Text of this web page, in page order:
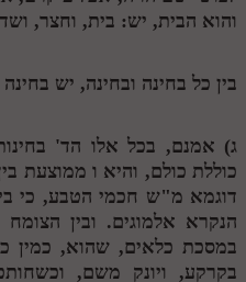
תלמוד עשר הספירות בעיון
תע"ס חלק ב' עיון
תלמוד עשר הספירות חלק ד
תלמוד עשר הספירות חלק ה
תלמוד עשר הספירות חלק ו
והוא הבית, יש: בית, וחצר,
בין כל בחינה ובחינה, יש
ג) אמנם, בכל אלו הד'
כוללת כולם, והיא ו ממוצעת
דוגמא מ"ש חכמי הטבע, כי
הנקרא אלמוגים. ובין
במסכת כלאים, שהוא, כמין
בקרקע, ויונק משם,